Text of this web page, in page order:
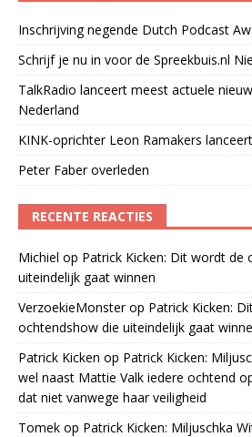
Inschrijving negende Dutch Podcast
Schrijf je nu in voor de Spreekbuis.nl
TalkRadio lanceert meest actuele
Nederland
KINK-oprichter Leon Ramakers
Peter Faber overleden
RECENTE REACTIES
Michiel op Patrick Kicken: Dit wordt de
uiteindelijk gaat winnen
VerzoekieMonsterop Patrick Kicken:
ochtendshow die uiteindelijk gaat
Patrick Kicken op Patrick Kicken:
wel naast Mattie Valk iedere ochtend
dat niet vanwege haar veiligheid
Tomek op Patrick Kicken: Miljuschka